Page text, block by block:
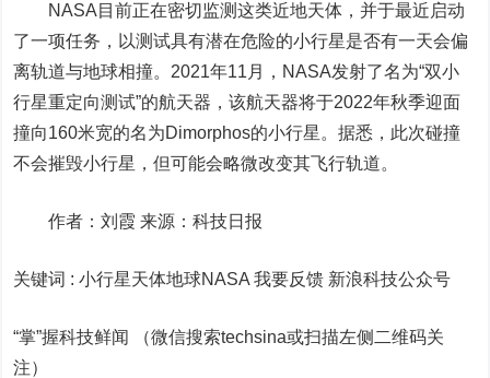
NASA目前正在密切监测这类近地天体，并于最近启动
了一项任务，以测试具有潜在危险的小行星是否有一天会偏
离轨道与地球相撞。2021年11月，NASA发射了名为“双小
行星重定向测试”的航天器，该航天器将于2022年秋季迎面
撞向160米宽的名为Dimorphos的小行星。据悉，此次碰撞
不会摧毁小行星，但可能会略微改变其飞行轨道。
作者：刘霞 来源：科技日报
关键词 :小行星天体地球NASA 我要反馈 新浪科技公众号
“掌”握科技鲜闻 （微信搜索techsina或扫描左侧二维码关
注）